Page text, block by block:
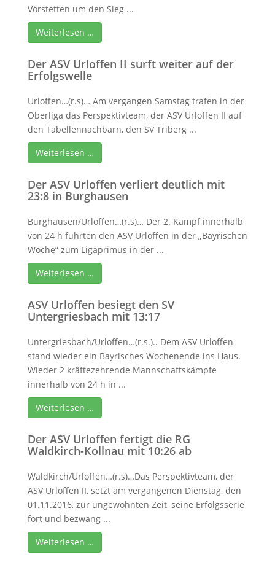
Vörstetten um den Sieg ...
Weiterlesen …
Der ASV Urloffen II surft weiter auf der
Erfolgswelle
Urloffen…(r.s)… Am vergangen Samstag trafen in der
Oberliga das Perspektivteam, der ASV Urloffen II auf
den Tabellennachbarn, den SV Triberg ...
Weiterlesen …
Der ASV Urloffen verliert deutlich mit
23:8 in Burghausen
Burghausen/Urloffen…(r.s)… Der 2. Kampf innerhalb
von 24 h führten den ASV Urloffen in der „Bayrischen
Woche“ zum Ligaprimus in der ...
Weiterlesen …
ASV Urloffen besiegt den SV
Untergriesbach mit 13:17
Untergriesbach/Urloffen…(r.s.).. Dem ASV Urloffen
stand wieder ein Bayrisches Wochenende ins Haus.
Wieder 2 kräftezehrende Mannschaftskämpfe
innerhalb von 24 h in ...
Weiterlesen …
Der ASV Urloffen fertigt die RG
Waldkirch-Kollnau mit 10:26 ab
Waldkirch/Urloffen…(r.s)…Das Perspektivteam, der
ASV Urloffen II, setzt am vergangenen Dienstag, den
01.11.2016, zur ungewohnten Zeit, seine Erfolgsserie
fort und bezwang ...
Weiterlesen …